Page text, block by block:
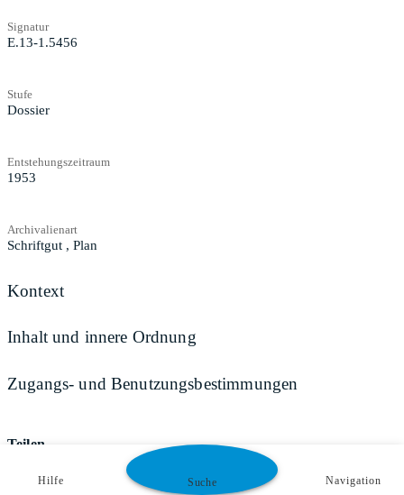
Signatur
E.13-1.5456
Stufe
Dossier
Entstehungszeitraum
1953
Archivalienart
Schriftgut , Plan
Kontext
Inhalt und innere Ordnung
Zugangs- und Benutzungsbestimmungen
Teilen
Hilfe Suche Navigation